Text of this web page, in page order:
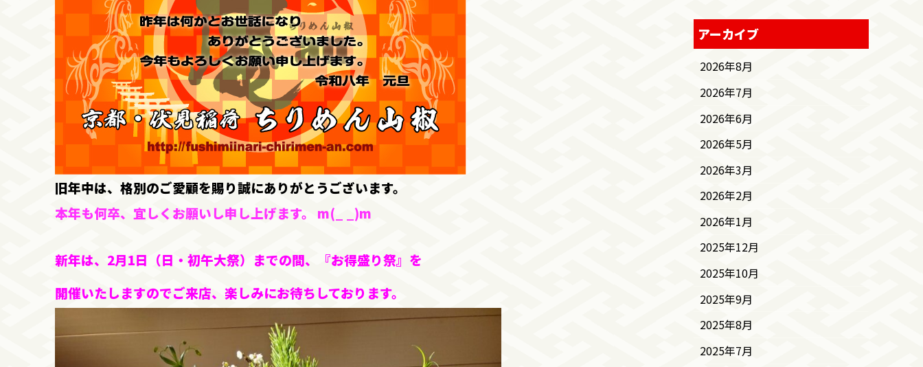
旧年中は、格別のご愛顧を賜り誠にありがとうございます。
本年も何卒、宜しくお願いし申し上げます。 m(_ _)m
新年は、2月1日（日・初午大祭）までの間、『お得盛り祭』を
開催いたしますのでご来店、楽しみにお待ちしております。
アーカイブ
2026年8月
2026年7月
2026年6月
2026年5月
2026年3月
2026年2月
2026年1月
2025年12月
2025年10月
2025年9月
2025年8月
2025年7月